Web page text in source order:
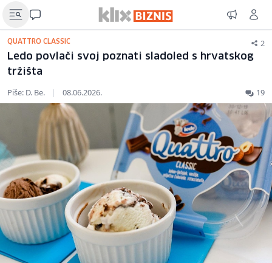
QUATTRO CLASSIC 2
Ledo povlači svoj poznati sladoled s hrvatskog
tržišta
Piše: D. Be. | 08.06.2026. 19